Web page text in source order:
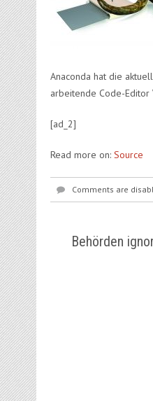
Anaconda hat die
arbeitende Code-Editor
[ad_2]
Read more on: Source
Comments are
Behörden